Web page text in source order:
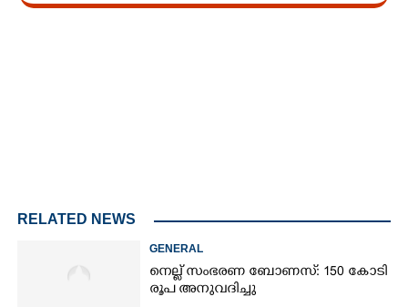
RELATED NEWS
GENERAL
നെല്ല് സംഭരണ ബോണസ്: 150 കോടി
രൂപ അനുവദിച്ചു